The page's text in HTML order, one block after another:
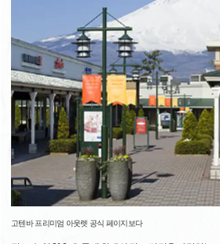
고텐바 프리미엄 아웃렛 공식 페이지보다